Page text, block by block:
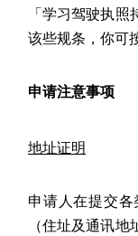
「学习驾驶执
该些规条，你可
申请注意事项
地址证明
申请人在提交
（住址及通讯